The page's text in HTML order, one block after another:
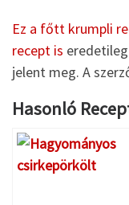
Ez a főtt krumpli
recept is
jelent meg. A
Hasonló